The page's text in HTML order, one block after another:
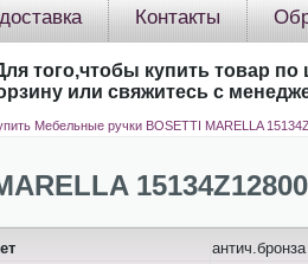
Контакты
того,чтобы купить товар по
или свяжитесь с
Мебельные ручки BOSETTI MARELLA
антич.бронза